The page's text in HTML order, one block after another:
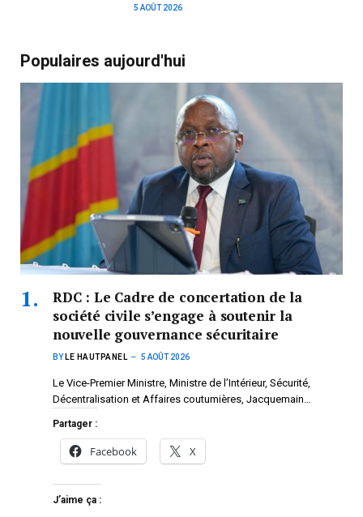
5 AOÛT 2026
Populaires aujourd'hui
RDC : Le Cadre de concertation de la
société civile s’engage à soutenir la
nouvelle gouvernance sécuritaire
BY LE HAUTPANEL 5 AOÛT 2026
Le Vice-Premier Ministre, Ministre de l’Intérieur, Sécurité,
Décentralisation et Affaires coutumières, Jacquemain…
Partager :
Facebook X
J’aime ça :